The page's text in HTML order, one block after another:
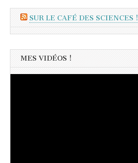
SUR LE CAFÉ DES SCIENCES !
MES VIDÉOS !